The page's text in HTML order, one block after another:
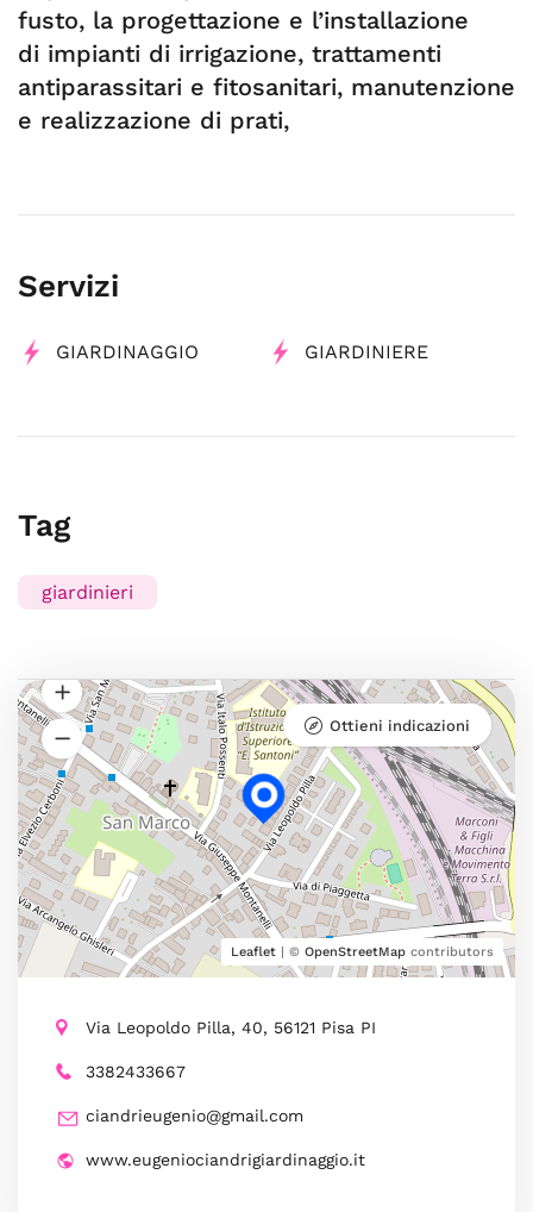
fusto, la progettazione e l’installazione
di impianti di irrigazione, trattamenti
antiparassitari e fitosanitari, manutenzione
e realizzazione di prati,
Servizi
GIARDINAGGIO GIARDINIERE
Tag
giardinieri
Leaflet | © OpenStreetMap contributors
Ottieni indicazioni
Via Leopoldo Pilla, 40, 56121 Pisa PI
3382433667
ciandrieugenio@gmail.com
www.eugeniociandrigiardinaggio.it